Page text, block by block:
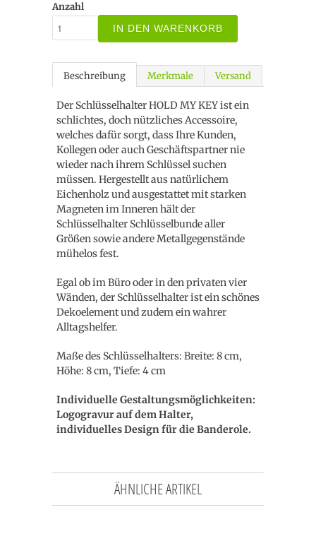
Anzahl
IN DEN WARENKORB
Beschreibung Merkmale Versand
Der Schlüsselhalter HOLD MY KEY ist ein
schlichtes, doch nützliches Accessoire,
welches dafür sorgt, dass Ihre Kunden,
Kollegen oder auch Geschäftspartner nie
wieder nach ihrem Schlüssel suchen
müssen. Hergestellt aus natürlichem
Eichenholz und ausgestattet mit starken
Magneten im Inneren hält der
Schlüsselhalter Schlüsselbunde aller
Größen sowie andere Metallgegenstände
mühelos fest.
Egal ob im Büro oder in den privaten vier
Wänden, der Schlüsselhalter ist ein schönes
Dekoelement und zudem ein wahrer
Alltagshelfer.
Maße des Schlüsselhalters: Breite: 8 cm,
Höhe: 8 cm, Tiefe: 4 cm
Individuelle Gestaltungsmöglichkeiten:
Logogravur auf dem Halter,
individuelles Design für die Banderole.
ÄHNLICHE ARTIKEL